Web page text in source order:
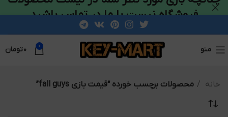
منو 0 ۰تومان
خانه محصولات برچسب خورده “قیمت بازی fall guys”
فروشگاه نیست با ما در تماس باشید